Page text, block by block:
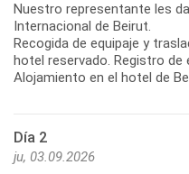
Nuestro representante les
Internacional de Beirut.
Recogida de equipaje y
hotel reservado. Registro de
Alojamiento en el hotel de
Día 2
ju, 03.09.2026